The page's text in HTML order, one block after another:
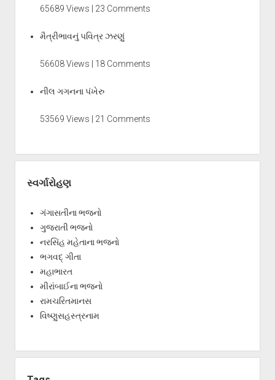
65689 Views | 23 Comments
મૈત્રીભાવનું પવિત્ર ઝરણું
56608 Views | 18 Comments
નીલ ગગનના પંખેરુ
53569 Views | 21 Comments
સ્વર્ગારોહણ
ગંગાસતીના ભજનો
ગુજરાતી ભજનો
નરસિંહ મહેતાના ભજનો
ભગવદ્ ગીતા
મહાભારત
મીરાંબાઈના ભજનો
રામચરિતમાનસ
વિષ્ણુસહસ્ત્રનામ